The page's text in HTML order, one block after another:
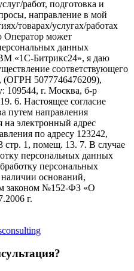
работ, подготовка и
направление в мой
товарах/услугах/работах
Оператор может
данных
«1С-Битрикс24», я даю
соответствующего
5077746476209),
109544, г. Москва, б-р
6. Настоящее согласие
путем направления
на электронный адрес
по адресу 123242,
стр. 1, помещ. 13. 7. В случае
персональных данных
персональных
оснований,
законом №152-ФЗ «О
г.